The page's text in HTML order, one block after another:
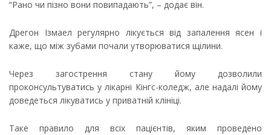
“Рано чи пізно вони повипадають”, – додає він.
Дрегон Ізмаел регулярно лікується від запалення ясен і
каже, що між зубами почали утворюватися щілини.
Через загострення стану йому дозволили
проконсультуватись у лікарні Кінгс-коледж, але надалі йому
доведеться лікуватись у приватній клініці.
Таке правило для всіх пацієнтів, яким проведено